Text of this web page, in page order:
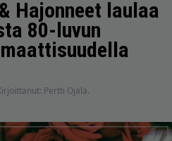
Hajonneet laulaa
80-luvun
Pertti Ojala.